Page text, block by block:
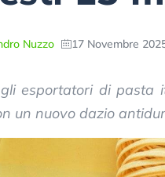
Nuzzo 17 Novembre
esportatori di pasta
un nuovo dazio